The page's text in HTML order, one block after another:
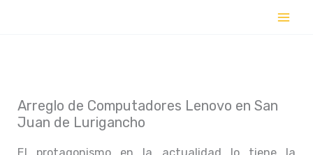
Arreglo de Computadores Lenovo en San
Juan de Lurigancho
El protagonismo en la actualidad lo tiene la